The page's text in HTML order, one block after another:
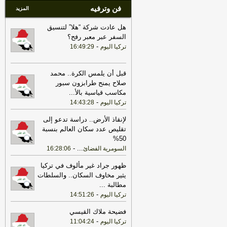
فن وترفيه المزيد
هل عادت شركة “هلا” لتنسيق
السفر عبر معبر رفح؟
تركيا اليوم -
16:49:29
قبل أن يلمس الكرة.. محمد
صلاح يمنح طرابزون سبور
مكاسب قياسية بالأ...
تركيا اليوم -
14:43:28
لإنقاذ الأرض.. دراسة تدعو إلى
تقليص عدد سكان العالم بنسبة
50%
السومرية الفضائ...
-
16:28:06
ظهور جراد غير مألوف في تركيا
يثير مخاوف السكان.. والسلطات
مطالبة ...
تركيا اليوم -
14:51:26
فضيحة ملاك القيسي
تركيا اليوم -
11:04:24